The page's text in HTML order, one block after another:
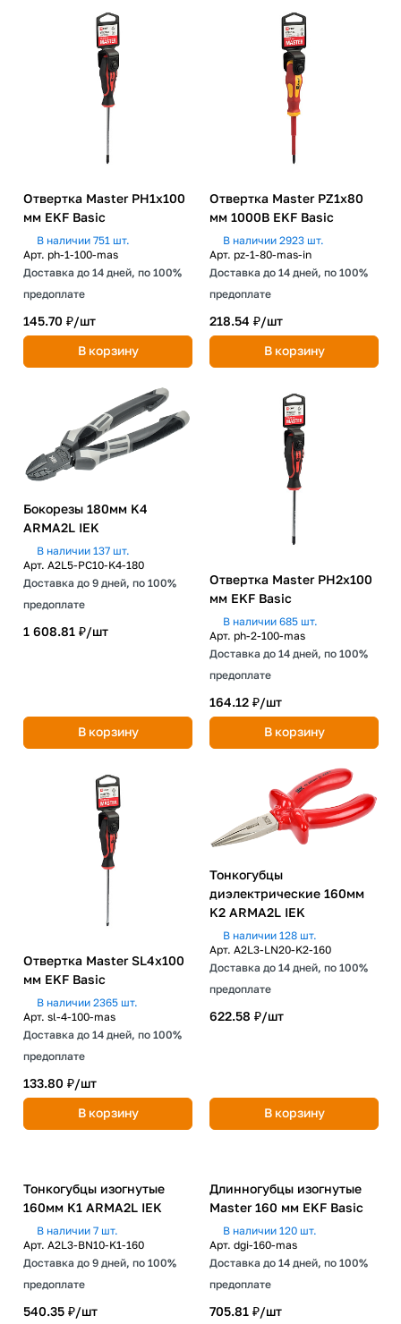
Отвертка Master PH1x100
мм EKF Basic
В наличии 751 шт.
Арт. ph-1-100-mas
Доставка до 14 дней, по 100%
предоплате
145.70 ₽/шт
В корзину
Отвертка Master PZ1x80
мм 1000В EKF Basic
В наличии 2923 шт.
Арт. pz-1-80-mas-in
Доставка до 14 дней, по 100%
предоплате
218.54 ₽/шт
В корзину
Бокорезы 180мм K4
ARMA2L IEK
В наличии 137 шт.
Арт. A2L5-PC10-K4-180
Доставка до 9 дней, по 100%
предоплате
1 608.81 ₽/шт
В корзину
Отвертка Master PH2x100
мм EKF Basic
В наличии 685 шт.
Арт. ph-2-100-mas
Доставка до 14 дней, по 100%
предоплате
164.12 ₽/шт
В корзину
Отвертка Master SL4x100
мм EKF Basic
В наличии 2365 шт.
Арт. sl-4-100-mas
Доставка до 14 дней, по 100%
предоплате
133.80 ₽/шт
В корзину
Тонкогубцы
диэлектрические 160мм
K2 ARMA2L IEK
В наличии 128 шт.
Арт. A2L3-LN20-K2-160
Доставка до 14 дней, по 100%
предоплате
622.58 ₽/шт
В корзину
Тонкогубцы изогнутые
160мм K1 ARMA2L IEK